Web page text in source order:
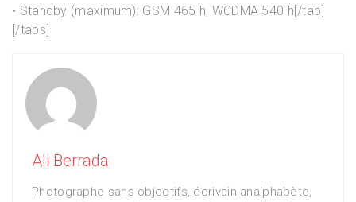
• Standby (maximum): GSM 465 h, WCDMA 540 h[/tab]
[/tabs]
Ali Berrada
Photographe sans objectifs, écrivain analphabète,